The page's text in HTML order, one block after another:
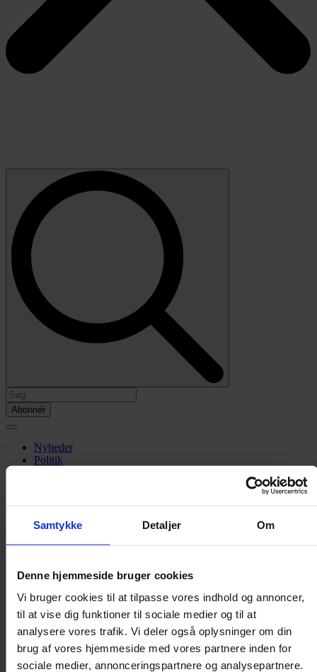
Samtykke Detaljer Om
Denne hjemmeside bruger cookies
Vi bruger cookies til at tilpasse vores indhold og annoncer,
til at vise dig funktioner til sociale medier og til at
analysere vores trafik. Vi deler også oplysninger om din
brug af vores hjemmeside med vores partnere inden for
sociale medier, annonceringspartnere og analysepartnere.
Abonnér
Nyheder
Politik
Økonomi
Forside»Nyheder»Indland
Donald Trumps søn lagde vejen forbi
dansk gigant under besøg i Danmark
Novo Nordisk bekræfter, at Donald Trump Jr. besøgte den danske
medicinalgigant under sit ophold i Danmark.